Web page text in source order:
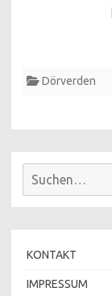
Dörverden
Suchen
KONTAKT
IMPRESSUM